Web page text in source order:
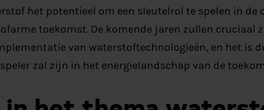
het potentieel om een sleutelrol te spelen in de
toekomst. De komende jaren zullen cruciaal
van waterstoftechnologieën, en het is
zal zijn in het energielandschap van de